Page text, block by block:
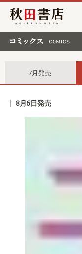
秋田書店
7月発売
8月6日発売